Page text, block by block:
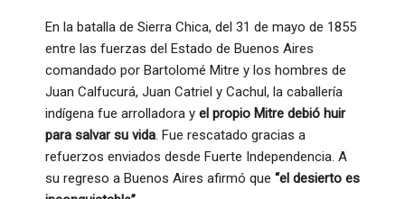
En la batalla de Sierra Chica, del 31 de mayo de 1855
entre las fuerzas del Estado de Buenos Aires
comandado por Bartolomé Mitre y los hombres de
Juan Calfucurá, Juan Catriel y Cachul, la caballería
indígena fue arrolladora y el propio Mitre debió huir
para salvar su vida. Fue rescatado gracias a
refuerzos enviados desde Fuerte Independencia. A
su regreso a Buenos Aires afirmó que “el desierto es